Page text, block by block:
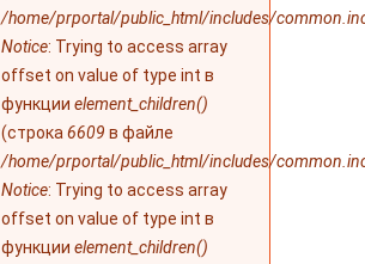
/home/prportal/public_html/includes/
Notice: Trying to access array
offset on value of type int в
функции element_children()
(строка 6609 в файле
/home/prportal/public_html/includes/
Notice: Trying to access array
offset on value of type int в
функции element_children()